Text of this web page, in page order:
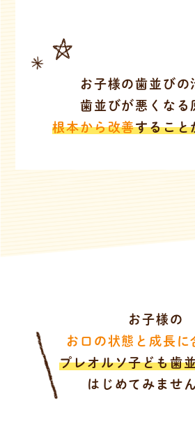
お子様の歯並びの
歯並びが悪くなる
根本から改善すること
お子様の
お口の状態と成長に
プレオルソ子ども歯
はじめてみませ